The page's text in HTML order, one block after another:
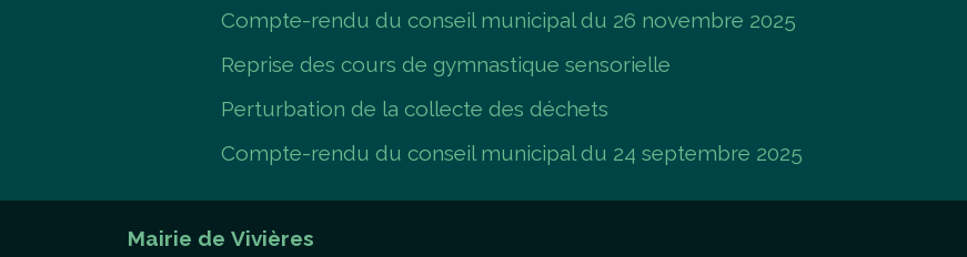
Compte-rendu du conseil municipal du 26 novembre 2025
Reprise des cours de gymnastique sensorielle
Perturbation de la collecte des déchets
Compte-rendu du conseil municipal du 24 septembre 2025
Mairie de Vivières